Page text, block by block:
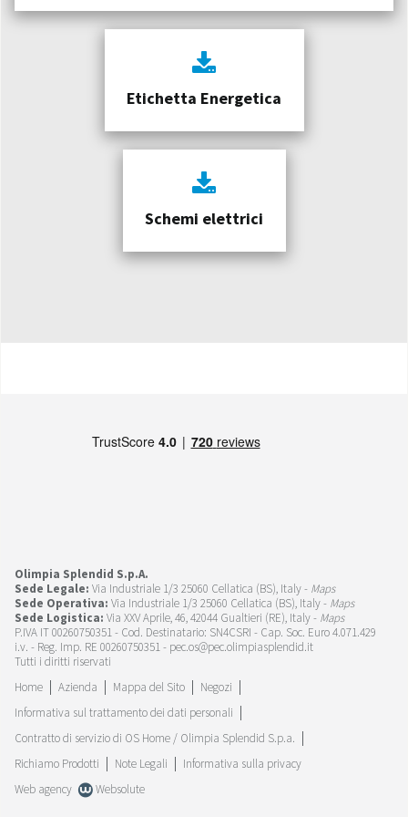
Etichetta Energetica
Schemi elettrici
Olimpia Splendid S.p.A.
Sede Legale: Via Industriale 1/3 25060 Cellatica (BS), Italy - Maps
Sede Operativa: Via Industriale 1/3 25060 Cellatica (BS), Italy - Maps
Sede Logistica: Via XXV Aprile, 46, 42044 Gualtieri (RE), Italy - Maps
P.IVA IT 00260750351 - Cod. Destinatario: SN4CSRI - Cap. Soc. Euro 4.071.429
i.v. - Reg. Imp. RE 00260750351 - pec.os@pec.olimpiasplendid.it
Tutti i diritti riservati
Home
Azienda Mappa del Sito
Negozi
Informativa sul trattamento dei dati personali
Contratto di servizio di OS Home / Olimpia Splendid S.p.a.
Richiamo Prodotti
Note Legali
Informativa sulla privacy
Web agency
Websolute